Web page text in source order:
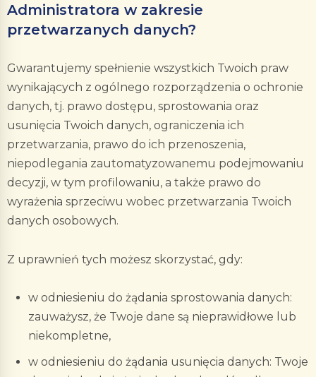
Administratora w zakresie
przetwarzanych danych?
Gwarantujemy spełnienie wszystkich Twoich praw
wynikających z ogólnego rozporządzenia o ochronie
danych, tj. prawo dostępu, sprostowania oraz
usunięcia Twoich danych, ograniczenia ich
przetwarzania, prawo do ich przenoszenia,
niepodlegania zautomatyzowanemu podejmowaniu
decyzji, w tym profilowaniu, a także prawo do
wyrażenia sprzeciwu wobec przetwarzania Twoich
danych osobowych.
Z uprawnień tych możesz skorzystać, gdy:
w odniesieniu do żądania sprostowania danych:
zauważysz, że Twoje dane są nieprawidłowe lub
niekompletne,
w odniesieniu do żądania usunięcia danych: Twoje